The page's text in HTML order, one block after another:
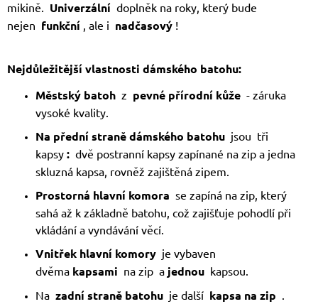
mikině. Univerzální doplněk na roky, který bude
nejen funkční , ale i nadčasový !
Nejdůležitější vlastnosti dámského batohu:
Městský batoh z pevné přírodní kůže - záruka
vysoké kvality.
Na přední straně dámského batohu jsou tři
kapsy : dvě postranní kapsy zapínané na zip a jedna
skluzná kapsa, rovněž zajištěná zipem.
Prostorná hlavní komora se zapíná na zip, který
sahá až k základně batohu, což zajišťuje pohodlí při
vkládání a vyndávání věcí.
Vnitřek hlavní komory je vybaven
dvěma kapsami na zip a jednou kapsou.
Na zadní straně batohu je další kapsa na zip .